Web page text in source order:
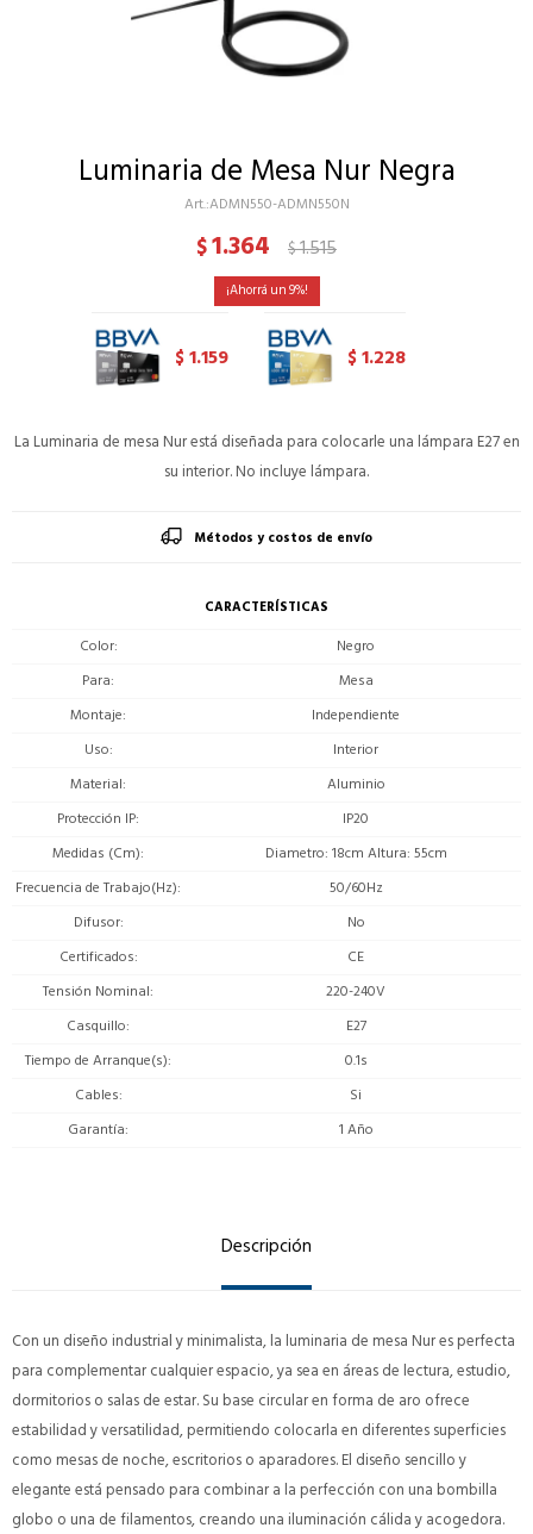
Luminaria de Mesa Nur Negra
ADMN550-ADMN550N
$1.364 $1.515
9
$1.159 $1.228
La Luminaria de mesa Nur está diseñada para colocarle una lámpara E27 en
su interior. No incluye lámpara.
Métodos y costos de envío
CARACTERÍSTICAS
Color
Negro
Para
Mesa
Montaje
Independiente
Uso
Interior
Material
Aluminio
Protección IP
IP20
Medidas (Cm)
Diametro: 18cm Altura: 55cm
Frecuencia de Trabajo(Hz)
50/60Hz
Difusor
No
Certificados
CE
Tensión Nominal
220-240V
Casquillo
E27
Tiempo de Arranque(s)
0.1s
Cables
Si
Garantía
1 Año
Descripción
Con un diseño industrial y minimalista, la luminaria de mesa Nur es perfecta
para complementar cualquier espacio, ya sea en áreas de lectura, estudio,
dormitorios o salas de estar. Su base circular en forma de aro ofrece
estabilidad y versatilidad, permitiendo colocarla en diferentes superficies
como mesas de noche, escritorios o aparadores. El diseño sencillo y
elegante está pensado para combinar a la perfección con una bombilla
globo o una de filamentos, creando una iluminación cálida y acogedora.